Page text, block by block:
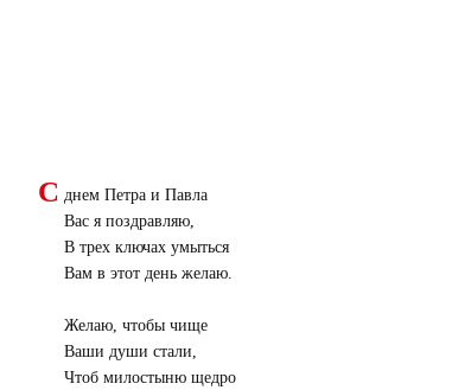
С днем Петра и Павла
Вас я поздравляю,
В трех ключах умыться
Вам в этот день желаю.
Желаю, чтобы чище
Ваши души стали,
Чтоб милостыню щедро